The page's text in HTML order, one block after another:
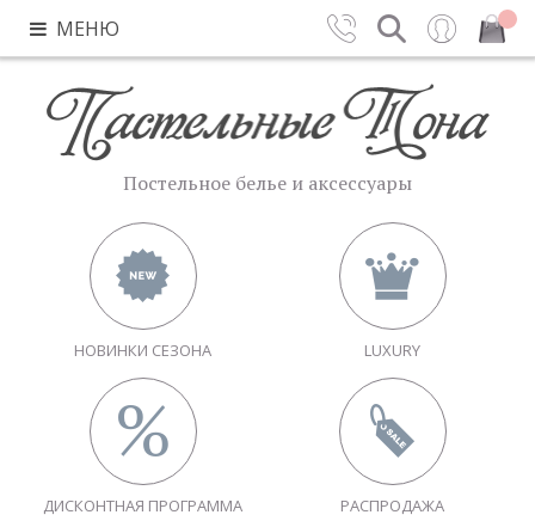
МЕНЮ Вход Закрыть
Постельное белье и аксессуары
НОВИНКИ СЕЗОНА LUXURY
ДИСКОНТНАЯ ПРОГРАММА РАСПРОДАЖА